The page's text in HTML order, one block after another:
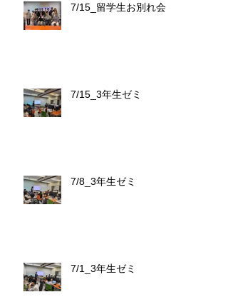
7/15_留学生お別れ会
7/15_3年生ゼミ
7/8_3年生ゼミ
7/1_3年生ゼミ